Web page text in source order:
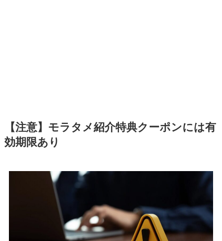
【注意】モラタメ紹介特典クーポンには有
効期限あり